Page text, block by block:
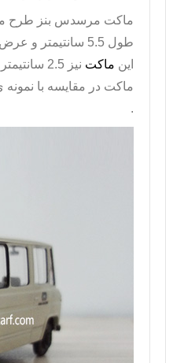
ماکت مرسدس بنز طرح
این ماکت
نیز 2.5
.